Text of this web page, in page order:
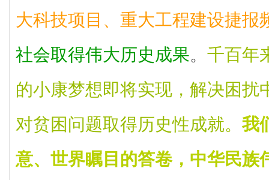
大科技项目、重大工程建设捷报
社会取得伟大历史成果。 千百年
的小康梦想即将实现，解决困扰
对贫困问题取得历史性成就。 我
意、世界瞩目的答卷，中华民族